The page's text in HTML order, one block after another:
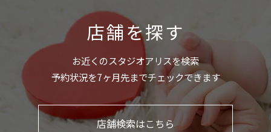
店舗を探す
お近くのスタジオアリスを検索
予約状況を7ヶ月先までチェックできます
店舗検索はこちら